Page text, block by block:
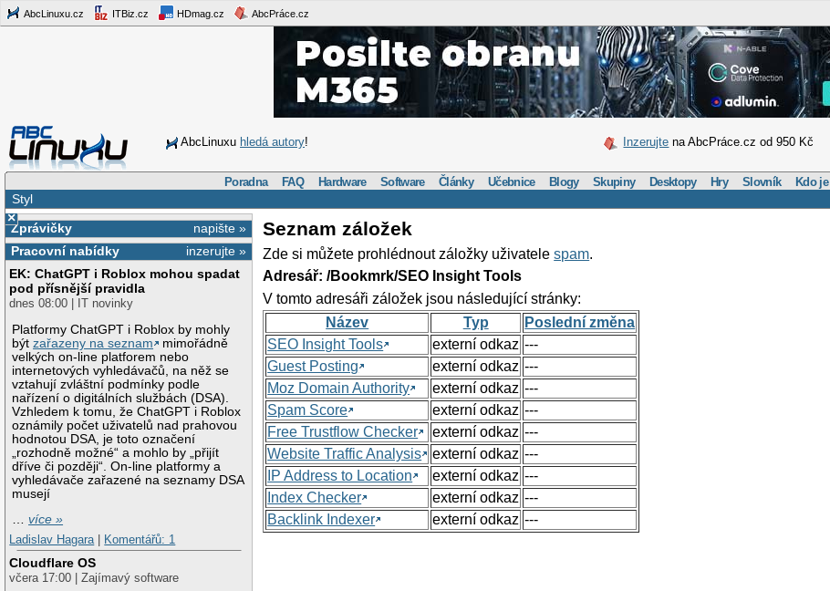
AbcLinuxu.cz ITBiz.cz HDmag.cz AbcPráce.cz
AbcLinuxu hledá autory! Inzerujte na AbcPráce.cz od 950 Kč
Poradna FAQ Hardware Software Články Učebnice Blogy Skupiny Desktopy Hry Slovník Kdo je
Styl
×
napište »
Zprávičky
inzerujte »
Pracovní nabídky
EK: ChatGPT i Roblox mohou spadat
pod přísnější pravidla
dnes 08:00 | IT novinky
Platformy ChatGPT i Roblox by mohly
býtzařazeny na seznam
mimořádně
velkých on-line platforem nebo
internetových vyhledávačů, na něž se
vztahují zvláštní podmínky podle
nařízení o digitálních službách (DSA).
Vzhledem k tomu, že ChatGPT i Roblox
oznámily počet uživatelů nad prahovou
hodnotou DSA, je toto označení
„rozhodně možné“ a mohlo by „přijít
dříve či později“. On-line platformy a
vyhledávače zařazené na seznamy DSA
musejí
…více »
Ladislav Hagara
Komentářů: 1
Cloudflare OS
včera 17:00 | Zajímavý software
Seznam záložek
Zde si můžete prohlédnout záložky uživatelespam.
Adresář: /Bookmrk/SEO Insight Tools
V tomto adresáři záložek jsou následující stránky:
Název
Typ
Poslední změna
SEO Insight Tools
externí odkaz ---
Guest Posting
externí odkaz ---
Moz Domain Authority
externí odkaz ---
Spam Score
externí odkaz ---
Free Trustflow Checker
externí odkaz ---
Website Traffic Analysis
externí odkaz ---
IP Address to Location
externí odkaz ---
Index Checker
externí odkaz ---
Backlink Indexer
externí odkaz ---